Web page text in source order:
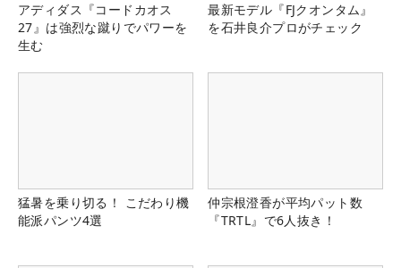
アディダス『コードカオス
27』は強烈な蹴りでパワーを
生む
最新モデル『FJクオンタム』
を石井良介プロがチェック
猛暑を乗り切る！ こだわり機
能派パンツ4選
仲宗根澄香が平均パット数
『TRTL』で6人抜き！